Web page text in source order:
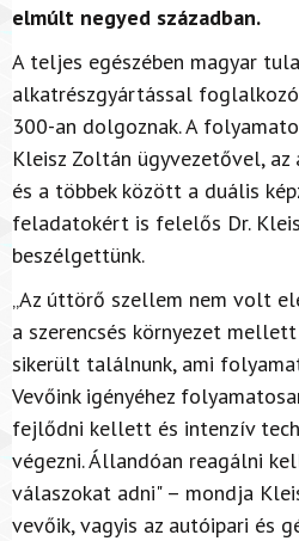
elmúlt negyed században.
A teljes egészében magyar
alkatrészgyártással
300-an dolgoznak. A
Kleisz Zoltán ügyvezetővel,
és a többek között a duális
feladatokért is felelős Dr.
beszélgettünk.
„Az úttörő szellem nem volt
a szerencsés környezet
sikerült találnunk, ami
Vevőink igényéhez
fejlődni kellett és intenzív
végezni. Állandóan reagálni
válaszokat adni" – mondja
vevőik, vagyis az autóipari és